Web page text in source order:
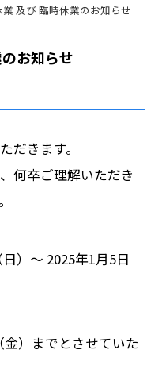
及び 臨時休業のお知らせ
お知らせ
だきます。
何卒ご理解いただき
）～ 2025年1月5日
）までとさせていた